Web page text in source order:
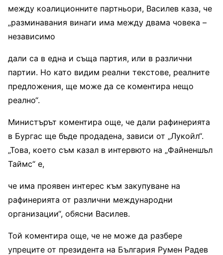
между коалиционните партньори, Василев каза, че
„разминавания винаги има между двама човека –
независимо
дали са в една и съща партия, или в различни
партии. Но като видим реални текстове, реалните
предложения, ще може да се коментира нещо
реално“.
Министърът коментира още, че дали рафинерията
в Бургас ще бъде продадена, зависи от „Лукойл“.
„Това, което съм казал в интервюто на „Файненшъл
Таймс“ е,
че има проявен интерес към закупуване на
рафинерията от различни международни
организации“, обясни Василев.
Той коментира още, че не може да разбере
упреците от президента на България Румен Радев